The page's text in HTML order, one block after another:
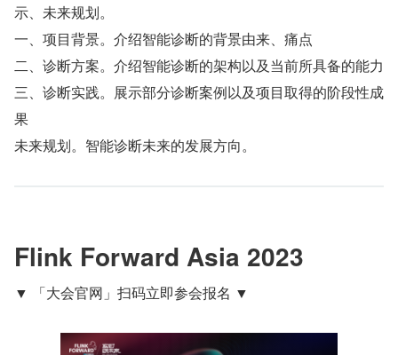
示、未来规划。
一、项目背景。介绍智能诊断的背景由来、痛点
二、诊断方案。介绍智能诊断的架构以及当前所具备的能力
三、诊断实践。展示部分诊断案例以及项目取得的阶段性成
果
未来规划。智能诊断未来的发展方向。
Flink Forward Asia 2023
▼ 「大会官网」扫码立即参会报名 ▼